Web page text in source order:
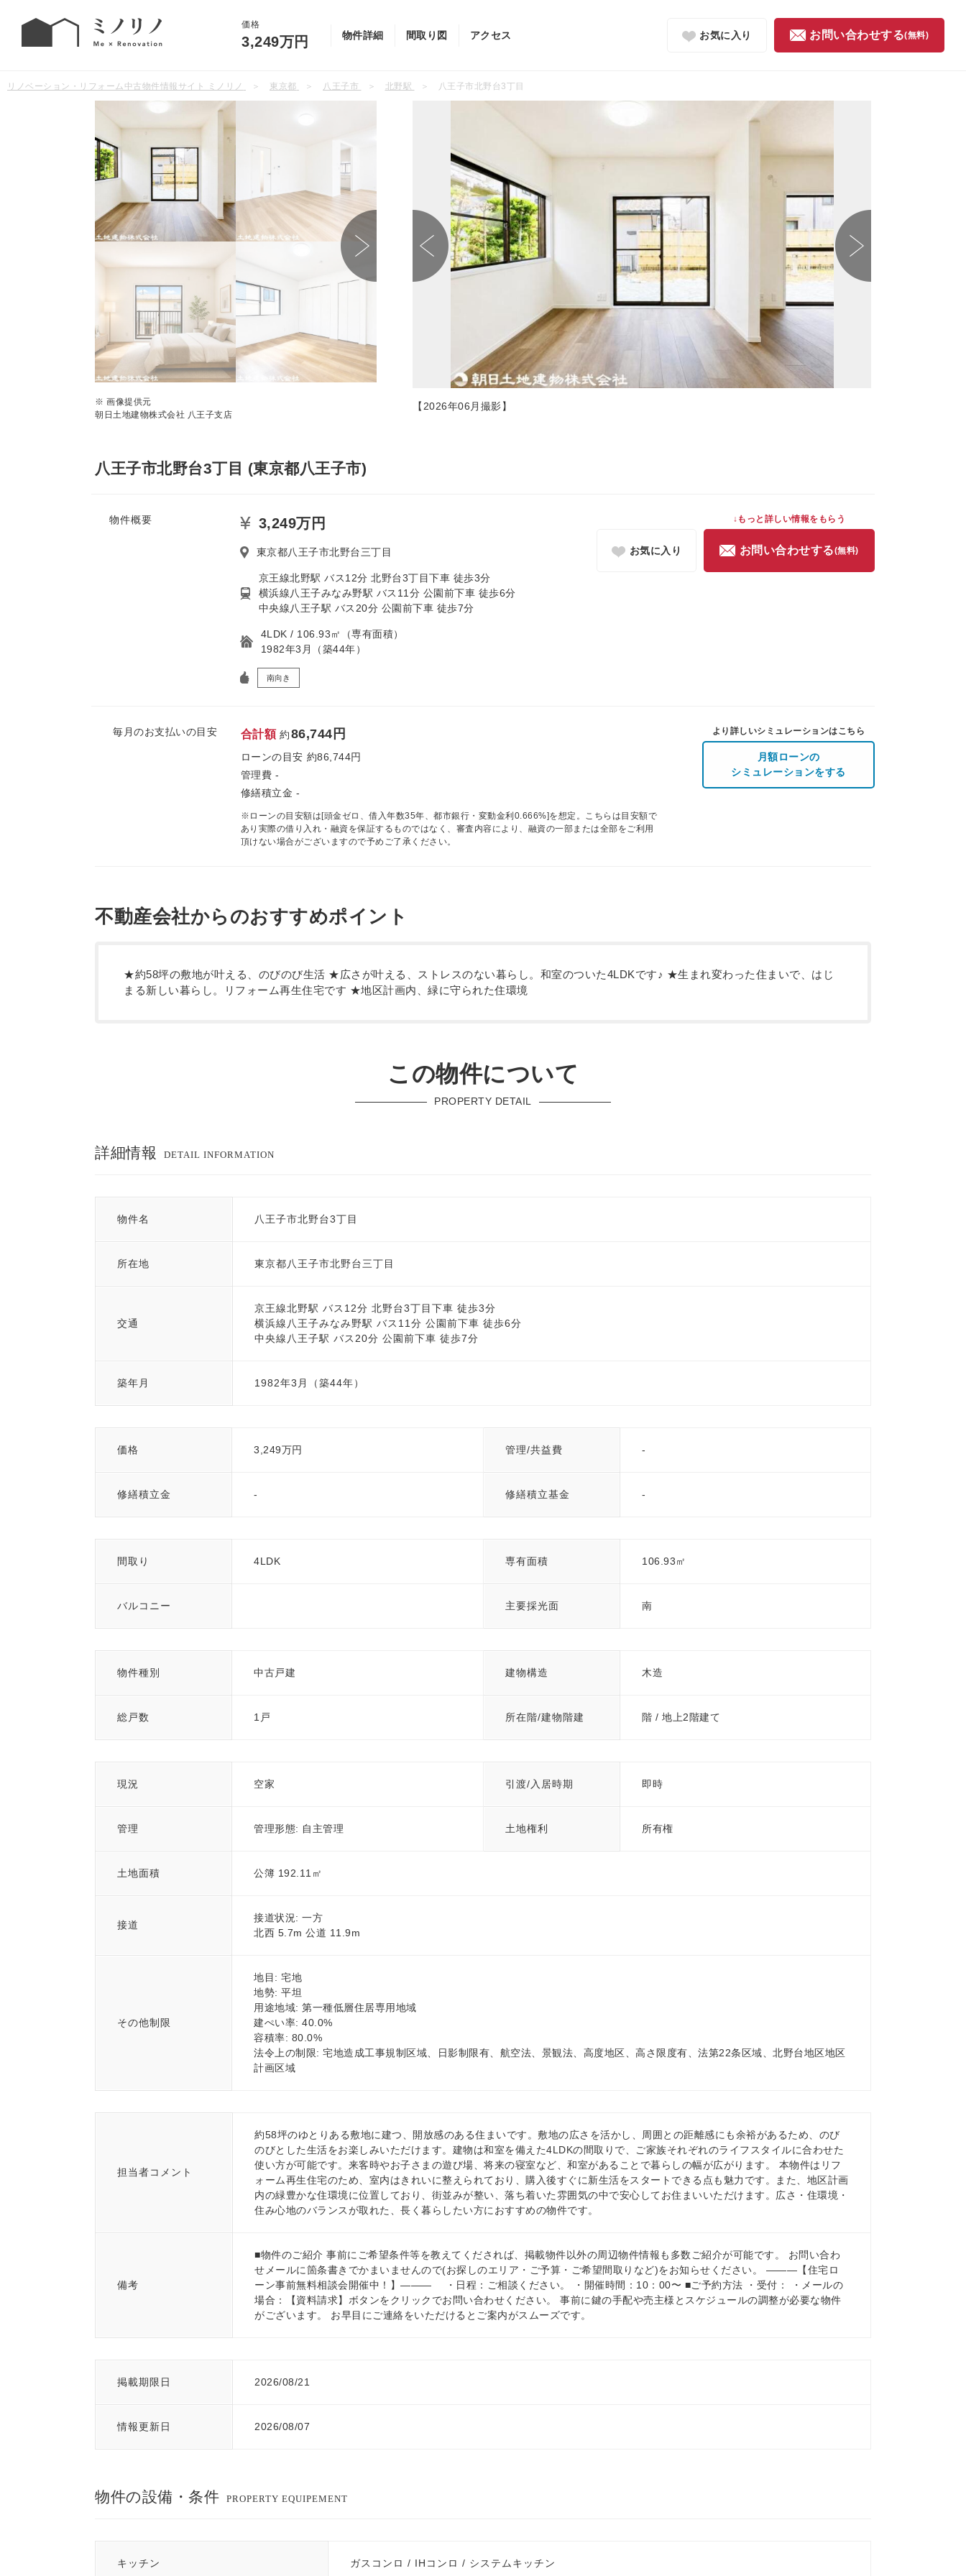
価格
3,249万円 物件詳細 間取り図 アクセス お気に入り お問い合わせする(無料)
リノベーション・リフォーム中古物件情報サイト ミノリノ 東京都 八王子市 北野駅 八王子市北野台3丁目
【2026年06月撮影】
※ 画像提供元
朝日土地建物株式会社 八王子支店
八王子市北野台3丁目 (東京都八王子市)
物件概要 3,249万円
東京都八王子市北野台三丁目
京王線北野駅 バス12分 北野台3丁目下車 徒歩3分
横浜線八王子みなみ野駅 バス11分 公園前下車 徒歩6分
中央線八王子駅 バス20分 公園前下車 徒歩7分
4LDK / 106.93㎡（専有面積）
1982年3月（築44年）
南向き
お気に入り
↓もっと詳しい情報をもらう
お問い合わせする(無料)
毎月のお支払いの目安 合計額 約86,744円
ローンの目安 約86,744円
管理費 -
修繕積立金 -
※ローンの目安額は[頭金ゼロ、借入年数35年、都市銀行・変動金利0.666%]を想定。こちらは目安額で
あり実際の借り入れ・融資を保証するものではなく、審査内容により、融資の一部または全部をご利用
頂けない場合がございますので予めご了承ください。
より詳しいシミュレーションはこちら
月額ローンの
シミュレーションをする
不動産会社からのおすすめポイント
★約58坪の敷地が叶える、のびのび生活 ★広さが叶える、ストレスのない暮らし。和室のついた4LDKです♪ ★生まれ変わった住まいで、はじ
まる新しい暮らし。リフォーム再生住宅です ★地区計画内、緑に守られた住環境
この物件について
PROPERTY DETAIL
詳細情報 DETAIL INFORMATION
物件名 八王子市北野台3丁目
所在地 東京都八王子市北野台三丁目
交通
京王線北野駅 バス12分 北野台3丁目下車 徒歩3分
横浜線八王子みなみ野駅 バス11分 公園前下車 徒歩6分
中央線八王子駅 バス20分 公園前下車 徒歩7分
築年月 1982年3月（築44年）
価格 3,249万円 管理/共益費 -
修繕積立金 - 修繕積立基金 -
間取り 4LDK 専有面積 106.93㎡
バルコニー 主要採光面 南
物件種別 中古戸建 建物構造 木造
総戸数 1戸 所在階/建物階建 階 / 地上2階建て
現況 空家 引渡/入居時期 即時
管理 管理形態: 自主管理 土地権利 所有権
土地面積 公簿 192.11㎡
接道
接道状況: 一方
北西 5.7m 公道 11.9m
その他制限
地目: 宅地
地勢: 平坦
用途地域: 第一種低層住居専用地域
建ぺい率: 40.0%
容積率: 80.0%
法令上の制限: 宅地造成工事規制区域、日影制限有、航空法、景観法、高度地区、高さ限度有、法第22条区域、北野台地区地区
計画区域
担当者コメント
約58坪のゆとりある敷地に建つ、開放感のある住まいです。敷地の広さを活かし、周囲との距離感にも余裕があるため、のび
のびとした生活をお楽しみいただけます。建物は和室を備えた4LDKの間取りで、ご家族それぞれのライフスタイルに合わせた
使い方が可能です。来客時やお子さまの遊び場、将来の寝室など、和室があることで暮らしの幅が広がります。 本物件はリフ
ォーム再生住宅のため、室内はきれいに整えられており、購入後すぐに新生活をスタートできる点も魅力です。また、地区計画
内の緑豊かな住環境に位置しており、街並みが整い、落ち着いた雰囲気の中で安心してお住まいいただけます。広さ・住環境・
住み心地のバランスが取れた、長く暮らしたい方におすすめの物件です。
備考
■物件のご紹介 事前にご希望条件等を教えてくだされば、掲載物件以外の周辺物件情報も多数ご紹介が可能です。 お問い合わ
せメールに箇条書きでかまいませんので(お探しのエリア・ご予算・ご希望間取りなど)をお知らせください。 ———【住宅ロ
ーン事前無料相談会開催中！】——— ・日程：ご相談ください。 ・開催時間：10：00〜 ■ご予約方法 ・受付： ・メールの
場合：【資料請求】ボタンをクリックでお問い合わせください。 事前に鍵の手配や売主様とスケジュールの調整が必要な物件
がございます。 お早目にご連絡をいただけるとご案内がスムーズです。
掲載期限日 2026/08/21
情報更新日 2026/08/07
物件の設備・条件 PROPERTY EQUIPEMENT
キッチン ガスコンロ / IHコンロ / システムキッチン